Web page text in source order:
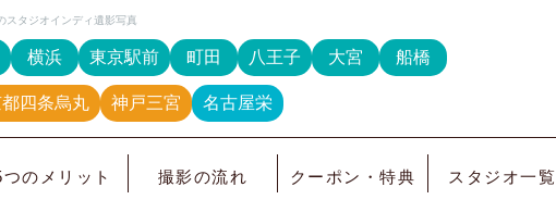
スタジオインディ遺影写真
横浜 東京駅前 町田 八王子 大宮 船橋
四条烏丸 神戸三宮 名古屋栄
つのメリット 撮影の流れ クーポン・特典 スタジオ一覧